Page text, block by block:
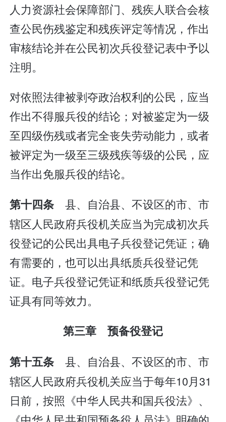
人力资源社会保障部门、残疾人联合会核
查公民伤残鉴定和残疾评定等情况，作出
审核结论并在公民初次兵役登记表中予以
注明。
对依照法律被剥夺政治权利的公民，应当
作出不得服兵役的结论；对被鉴定为一级
至四级伤残或者完全丧失劳动能力，或者
被评定为一级至三级残疾等级的公民，应
当作出免服兵役的结论。
第十四条县、自治县、不设区的市、市
辖区人民政府兵役机关应当为完成初次兵
役登记的公民出具电子兵役登记凭证；确
有需要的，也可以出具纸质兵役登记凭
证。电子兵役登记凭证和纸质兵役登记凭
证具有同等效力。
第三章 预备役登记
第十五条县、自治县、不设区的市、市
辖区人民政府兵役机关应当于每年10月31
日前，按照《中华人民共和国兵役法》、